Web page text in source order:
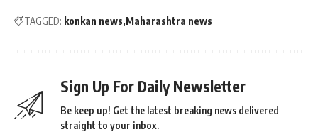
TAGGED: konkan news Maharashtra news
Sign Up For Daily Newsletter
Be keep up! Get the latest breaking news delivered
straight to your inbox.